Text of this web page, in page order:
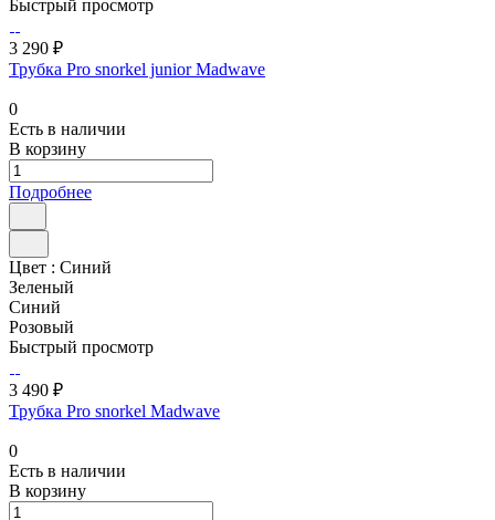
Быстрый просмотр
3 290 ₽
Трубка Pro snorkel junior Madwave
0
Есть в наличии
В корзину
Подробнее
Цвет : Синий
Зеленый
Синий
Розовый
Быстрый просмотр
3 490 ₽
Трубка Pro snorkel Madwave
0
Есть в наличии
В корзину